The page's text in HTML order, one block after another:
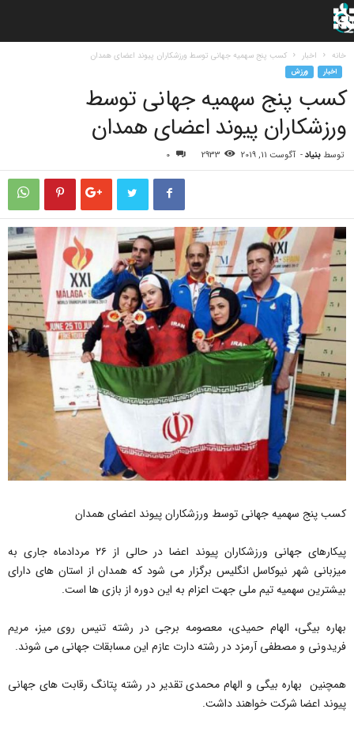
خانه اخبار کسب پنج سهمیه جهانی توسط ورزشکاران پیوند اعضای همدان
اخبار ورزش
کسب پنج سهمیه جهانی توسط
ورزشکاران پیوند اعضای همدان
توسط بنیاد- آگوست 11, 2019 2933
0
کسب پنج سهمیه جهانی توسط ورزشکاران پیوند اعضای همدان
پیکارهای جهانی ورزشکاران پیوند اعضا در حالی از ۲۶ مردادماه جاری به
میزبانی شهر نیوکاسل انگلیس برگزار می شود که همدان از استان های دارای
بیشترین سهمیه تیم ملی جهت اعزام به این دوره از بازی ها است.
بهاره بیگی، الهام حمیدی، معصومه برجی در رشته تنیس روی میز، مریم
فریدونی و مصطفی آرمزد در رشته دارت عازم این مسابقات جهانی می شوند.
همچنین بهاره بیگی و الهام محمدی تقدیر در رشته پتانگ رقابت های جهانی
پیوند اعضا شرکت خواهند داشت.